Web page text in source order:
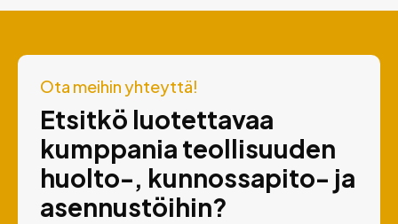
Ota meihin yhteyttä!
Etsitkö luotettavaa
kumppania teollisuuden
huolto-, kunnossapito- ja
asennustöihin?